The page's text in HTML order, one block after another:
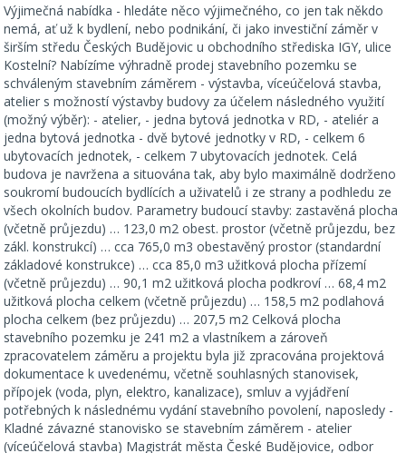
Výjimečná nabídka - hledáte něco výjimečného, co jen tak někdo
nemá, ať už k bydlení, nebo podnikání, či jako investiční záměr v
širším středu Českých Budějovic u obchodního střediska IGY, ulice
Kostelní? Nabízíme výhradně prodej stavebního pozemku se
schváleným stavebním záměrem - výstavba, víceúčelová stavba,
atelier s možností výstavby budovy za účelem následného využití
(možný výběr): - atelier, - jedna bytová jednotka v RD, - ateliér a
jedna bytová jednotka - dvě bytové jednotky v RD, - celkem 6
ubytovacích jednotek, - celkem 7 ubytovacích jednotek. Celá
budova je navržena a situována tak, aby bylo maximálně dodrženo
soukromí budoucích bydlících a uživatelů i ze strany a podhledu ze
všech okolních budov. Parametry budoucí stavby: zastavěná plocha
(včetně průjezdu) … 123,0 m2 obest. prostor (včetně průjezdu, bez
zákl. konstrukcí) … cca 765,0 m3 obestavěný prostor (standardní
základové konstrukce) … cca 85,0 m3 užitková plocha přízemí
(včetně průjezdu) … 90,1 m2 užitková plocha podkroví … 68,4 m2
užitková plocha celkem (včetně průjezdu) … 158,5 m2 podlahová
plocha celkem (bez průjezdu) … 207,5 m2 Celková plocha
stavebního pozemku je 241 m2 a vlastníkem a zároveň
zpracovatelem záměru a projektu byla již zpracována projektová
dokumentace k uvedenému, včetně souhlasných stanovisek,
přípojek (voda, plyn, elektro, kanalizace), smluv a vyjádření
potřebných k následnému vydání stavebního povolení, naposledy -
Kladné závazné stanovisko se stavebním záměrem - atelier
(víceúčelová stavba) Magistrát města České Budějovice, odbor